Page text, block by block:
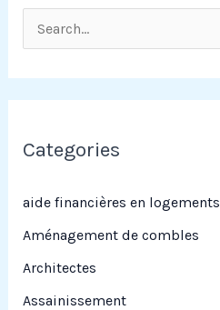
e
c
Categories
aide financières en logements
Aménagement de combles
Architectes
Assainissement